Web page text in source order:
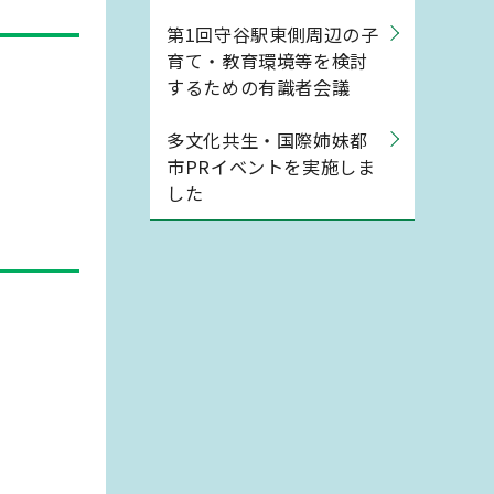
第1回守谷駅東側周辺の子
育て・教育環境等を検討
するための有識者会議
多文化共生・国際姉妹都
市PRイベントを実施しま
した